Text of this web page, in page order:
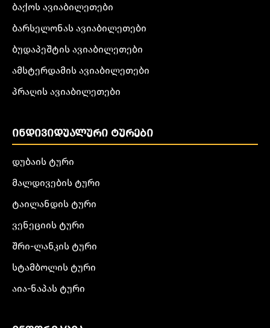
ბაქოს ავიაბილეთები
ბარსელონას ავიაბილეთები
ბუდაპეშტის ავიაბილეთები
ამსტერდამის ავიაბილეთები
პრაღის ავიაბილეთები
ᲘᲜᲓᲘᲕᲘᲓᲣᲐᲚᲣᲠᲘ ᲢᲣᲠᲔᲑᲘ
დუბაის ტური
მალდივების ტური
ტაილანდის ტური
ვენეციის ტური
შრი-ლანკის ტური
სტამბოლის ტური
აია-ნაპას ტური